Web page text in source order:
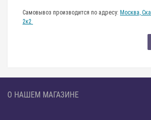
Самовывоз производится по адресу: Москва,
2к2
О НАШЕМ МАГАЗИНЕ